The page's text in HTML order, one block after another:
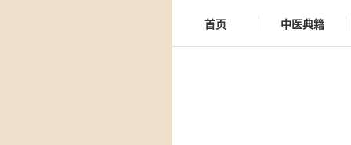
首页 中医典籍